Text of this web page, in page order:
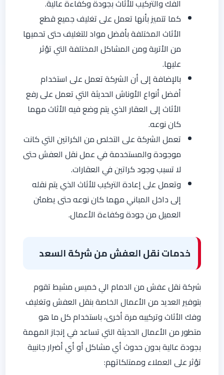
الفك والتركيب للأثاث بجودة وكفاءة عالية.
كما تتميز بأنها تعمل على تغليف جميع قطع
الأثاث المختلفة بأفضل مواد للتغليف حتى تحميها
من الأتربة ومن المشاكل المختلفة التي تؤثر
عليها.
بالإضافة إلى أن الشركة تعمل على استخدام
أفضل أنواع الأوناش الحديثة التي تعمل على رفع
الأثاث إلى العقار الذي يتم وضع فيه الأثاث مهما
كان نوعه.
تعمل الشركة على التخلص من الكراتين التي كانت
موجودة والمستخدمة في عمل نقل العفش حتى
لا تسبب وجود كراتين في العقارات.
وتعمل على إعادة التركيب للأثاث الذي يتم نقله
إلى داخل المباني مهما كان نوعه حتى يطمئن
العميل من جودة وكفاءة الأعمال.
خدمات نقل العفش من شركة السعد
شركة نقل عفش من الدمام الي خميس مشيط تقوم
بتوفير العديد من الأعمال الخاصة بنقل العفش وتغليف
وفك الأثاث وتركيبه مرة أخرى، باستخدام كل ما هو
متطور من الأعمال الحديثة التي تساعد في إنجاز المهمة
بجودة عالية بدون حدوث أي مشاكل أو أي أضرار جانبية
تؤثر على العملاء وممتلكاتهم: